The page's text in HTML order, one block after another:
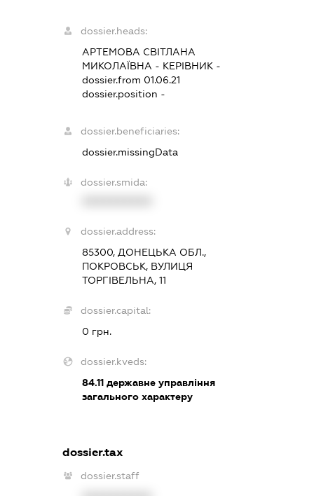
dossier.heads:
АРТЕМОВА СВІТЛАНА
МИКОЛАЇВНА - КЕРІВНИК -
dossier.from 01.06.21
dossier.position -
dossier.beneficiaries:
dossier.missingData
dossier.smida:
dossier.address:
85300, ДОНЕЦЬКА ОБЛ.,
ПОКРОВСЬК, ВУЛИЦЯ
ТОРГІВЕЛЬНА, 11
dossier.capital:
0 грн.
dossier.kveds:
84.11державне управління
загального характеру
dossier.tax
dossier.staff